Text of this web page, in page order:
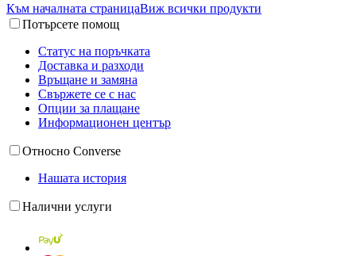
Към началната страницаВиж всички продукти
Потърсете помощ
Статус на поръчката
Доставка и разходи
Връщане и замяна
Свържете се с нас
Опции за плащане
Информационен център
Относно Converse
Нашата история
Налични услуги